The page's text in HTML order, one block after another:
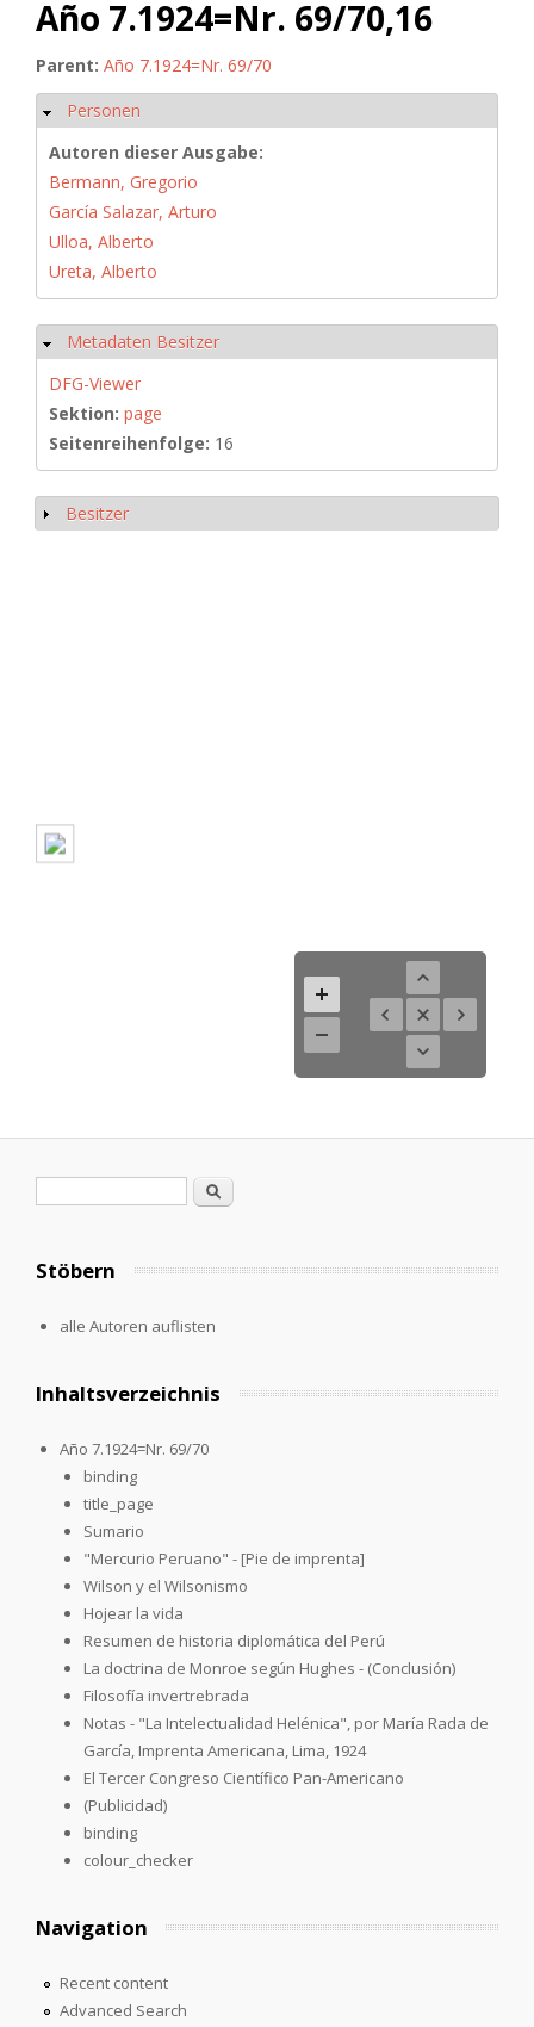
Año 7.1924=Nr. 69/70,16
Parent: Año 7.1924=Nr. 69/70
Hide
Personen
Autoren dieser Ausgabe:
Bermann, Gregorio
García Salazar, Arturo
Ulloa, Alberto
Ureta, Alberto
Hide
Metadaten Besitzer
DFG-Viewer
Sektion: page
Seitenreihenfolge: 16
Show
Besitzer
Search
Stöbern
alle Autoren auflisten
Inhaltsverzeichnis
Año 7.1924=Nr. 69/70
binding
title_page
Sumario
"Mercurio Peruano" - [Pie de imprenta]
Wilson y el Wilsonismo
Hojear la vida
Resumen de historia diplomática del Perú
La doctrina de Monroe según Hughes - (Conclusión)
Filosofía invertrebrada
Notas - "La Intelectualidad Helénica", por María Rada de
García, Imprenta Americana, Lima, 1924
El Tercer Congreso Científico Pan-Americano
(Publicidad)
binding
colour_checker
Navigation
Recent content
Advanced Search